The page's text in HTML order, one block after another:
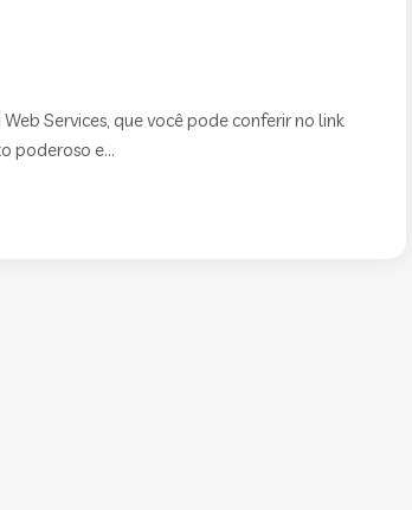
Services, que você pode conferir no link
poderoso e...